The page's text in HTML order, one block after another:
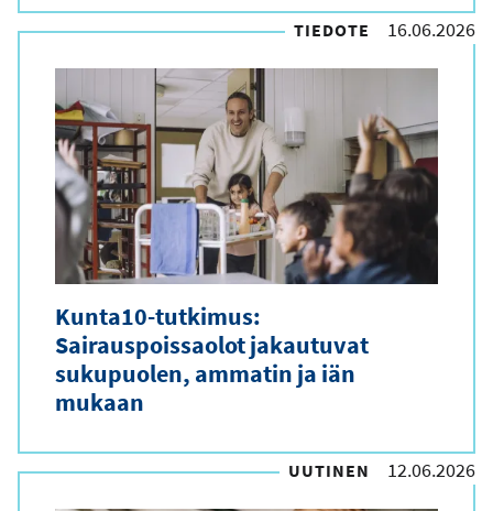
TIEDOTE 16.06.2026
Kunta10-tutkimus:
Sairauspoissaolot jakautuvat
sukupuolen, ammatin ja iän
mukaan
UUTINEN 12.06.2026